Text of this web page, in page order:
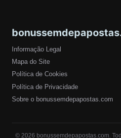
Informação Legal
Mapa do Site
Política de Cookies
Política de Privacidade
Sobre o bonussemdepapostas.com
© 2026 bonussemdepapostas.com.